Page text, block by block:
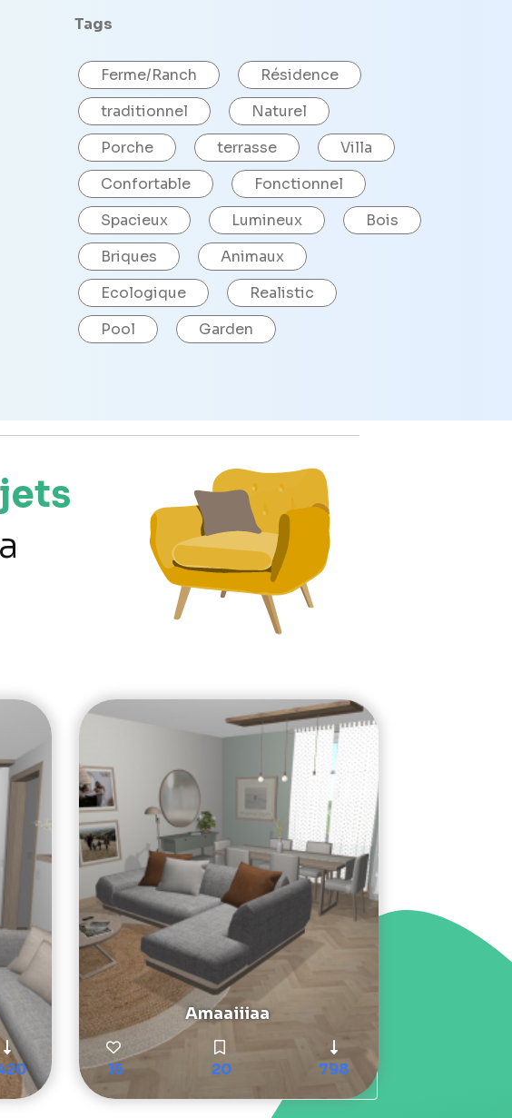
Tags
Ferme/Ranch
Résidence
traditionnel
Naturel
Porche
terrasse
Villa
Confortable
Fonctionnel
Spacieux
Lumineux
Bois
Briques
Animaux
Ecologique
Realistic
Pool
Garden
Amaaiiiaa
15 20 798